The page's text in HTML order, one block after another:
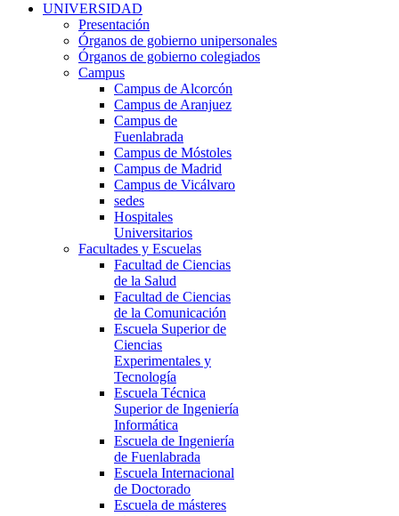
UNIVERSIDAD
Presentación
Órganos de gobierno unipersonales
Órganos de gobierno colegiados
Campus
Campus de Alcorcón
Campus de Aranjuez
Campus de
Fuenlabrada
Campus de Móstoles
Campus de Madrid
Campus de Vicálvaro
sedes
Hospitales
Universitarios
Facultades y Escuelas
Facultad de Ciencias
de la Salud
Facultad de Ciencias
de la Comunicación
Escuela Superior de
Ciencias
Experimentales y
Tecnología
Escuela Técnica
Superior de Ingeniería
Informática
Escuela de Ingeniería
de Fuenlabrada
Escuela Internacional
de Doctorado
Escuela de másteres